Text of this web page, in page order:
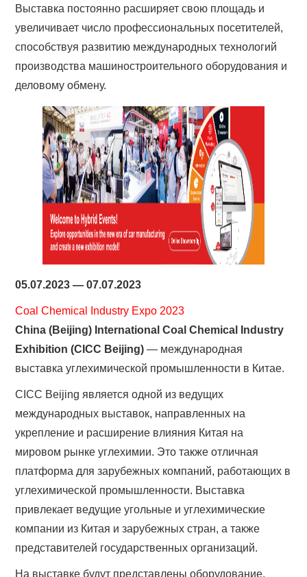
Выставка постоянно расширяет свою площадь и
увеличивает число профессиональных посетителей,
способствуя развитию международных технологий
производства машиностроительного оборудования и
деловому обмену.
05.07.2023 — 07.07.2023
Coal Chemical Industry Expo 2023
China (Beijing) International Coal Chemical Industry
Exhibition (CICC Beijing) — международная
выставка углехимической промышленности в Китае.
CICC Beijing является одной из ведущих
международных выставок, направленных на
укрепление и расширение влияния Китая на
мировом рынке углехимии. Это также отличная
платформа для зарубежных компаний, работающих в
углехимической промышленности. Выставка
привлекает ведущие угольные и углехимические
компании из Китая и зарубежных стран, а также
представителей государственных организаций.
На выставке будут представлены оборудование,